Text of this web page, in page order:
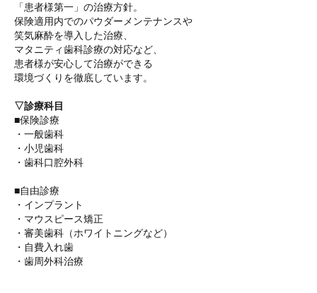
「患者様第一」の治療方針。
保険適用内でのパウダーメンテナンスや
笑気麻酔を導入した治療、
マタニティ歯科診療の対応など、
患者様が安心して治療ができる
環境づくりを徹底しています。
▽診療科目
■保険診療
・一般歯科
・小児歯科
・歯科口腔外科
■自由診療
・インプラント
・マウスピース矯正
・審美歯科（ホワイトニングなど）
・自費入れ歯
・歯周外科治療